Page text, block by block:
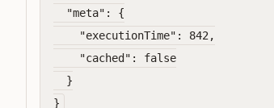
  "meta": {
    "executionTime": 842,
    "cached": false
  }